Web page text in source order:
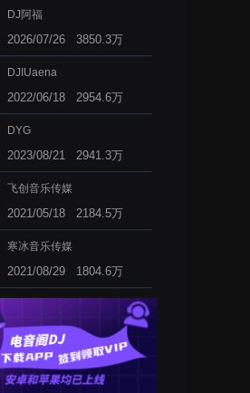
DJ阿福
2026/07/26 3850.3万
DJIUaena
2022/06/18 2954.6万
DYG
2023/08/21 2941.3万
飞创音乐传媒
2021/05/18 2184.5万
寒冰音乐传媒
2021/08/29 1804.6万